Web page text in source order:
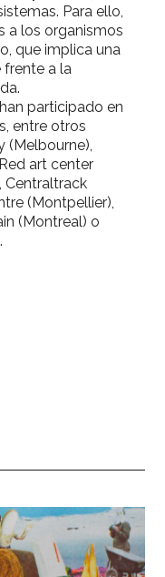
Para ello,
a los organismos
que implica una
frente a la
participado en
entre otros
(Melbourne),
art center
Centraltrack
(Montpellier),
(Montreal) o